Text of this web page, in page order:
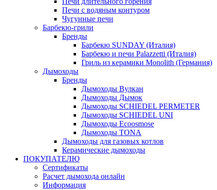
Печи с водяным контуром
Чугунные печи
Барбекю-грили
Бренды
Барбекю SUNDAY (Италия)
Барбекю и печи Palazzetti (Италия)
Гриль из керамики Monolith (Германия)
Дымоходы
Бренды
Дымоходы Вулкан
Дымоходы Дымок
Дымоходы SCHIEDEL PERMETER
Дымоходы SCHIEDEL UNI
Дымоходы Ecoosmose
Дымоходы TONA
Дымоходы для газовых котлов
Керамические дымоходы
ПОКУПАТЕЛЮ
Сертификаты
Расчет дымохода онлайн
Информация